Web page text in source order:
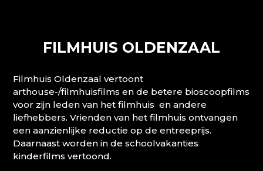
FILMHUIS OLDENZAAL
Filmhuis Oldenzaal vertoont
arthouse-/filmhuisfilms en de betere bioscoopfilms
voor zijn leden van het filmhuis en andere
liefhebbers. Vrienden van het filmhuis ontvangen
een aanzienlijke reductie op de entreeprijs.
Daarnaast worden in de schoolvakanties
kinderfilms vertoond.